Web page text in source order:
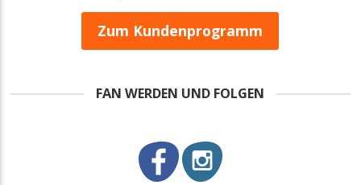
Zum Kundenprogramm
FAN WERDEN UND FOLGEN